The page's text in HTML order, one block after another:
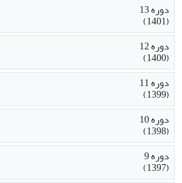
دوره 13
(1401)
دوره 12
(1400)
دوره 11
(1399)
دوره 10
(1398)
دوره 9
(1397)